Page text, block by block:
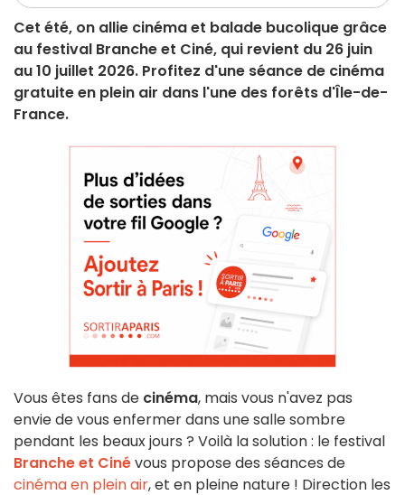
Cet été, on allie cinéma et balade bucolique grâce
au festival Branche et Ciné, qui revient du 26 juin
au 10 juillet 2026. Profitez d'une séance de cinéma
gratuite en plein air dans l'une des forêts d'Île-de-
France.
Vous êtes fans de cinéma, mais vous n'avez pas
envie de vous enfermer dans une salle sombre
pendant les beaux jours ? Voilà la solution : le festival
Branche et Cinévous propose des séances de
cinéma en plein air, et en pleine nature ! Direction les